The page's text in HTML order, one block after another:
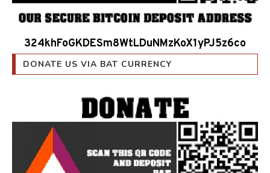
324khFoGKDESm8WtLDuNMzKoX1yPJ5z6co
DONATE US VIA BAT CURRENCY